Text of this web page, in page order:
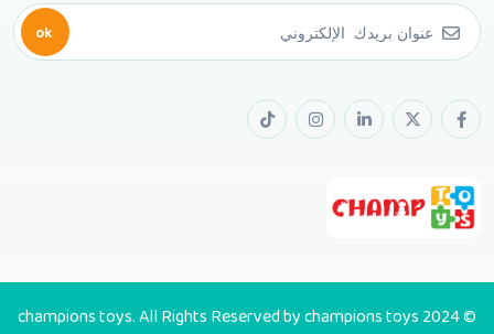
ok
© 2024 champions toys. All Rights Reserved by champions toys